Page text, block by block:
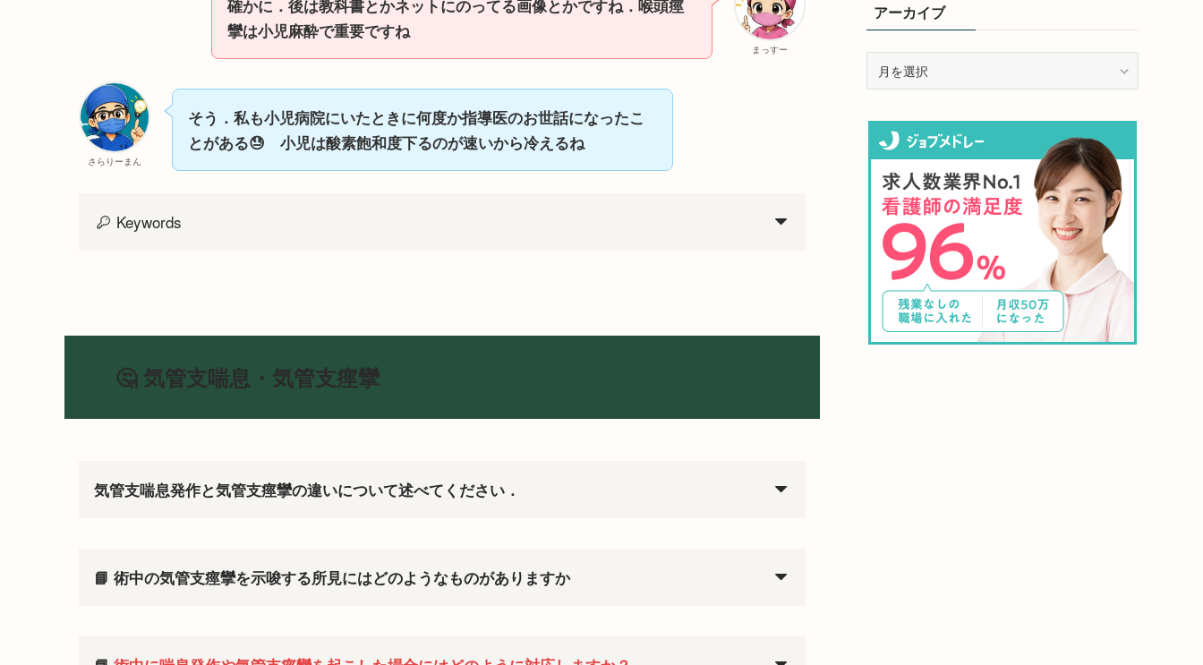
まっすー
確かに．後は教科書とかネットにのってる画像とかですね．喉頭痙
攣は小児麻酔で重要ですね
さらりーまん
そう．私も小児病院にいたときに何度か指導医のお世話になったこ
とがある😓 小児は酸素飽和度下るのが速いから冷えるね
Keywords
🤔 気管支喘息・気管支痙攣
気管支喘息発作と気管支痙攣の違いについて述べてください．
📘 術中の気管支痙攣を示唆する所見にはどのようなものがありますか
アーカイブ
イ